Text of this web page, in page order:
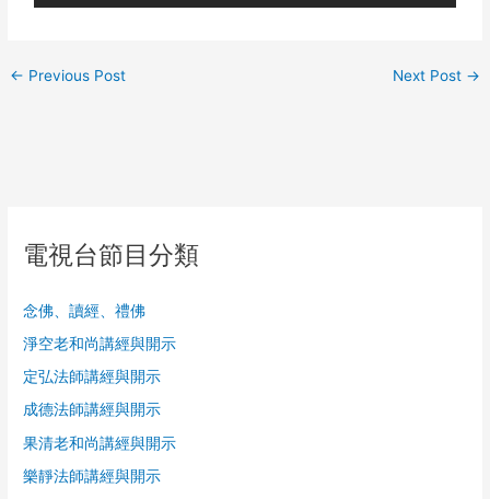
← Previous Post Next Post →
電視台節目分類
念佛、讀經、禮佛
淨空老和尚講經與開示
定弘法師講經與開示
成德法師講經與開示
果清老和尚講經與開示
樂靜法師講經與開示